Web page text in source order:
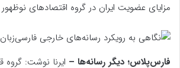
مزایای عضویت ایران در گروه اقتصادهای نوظهور
فارس‌پلاس؛ دیگر رسانه‌ها – ایرنا نوشت: